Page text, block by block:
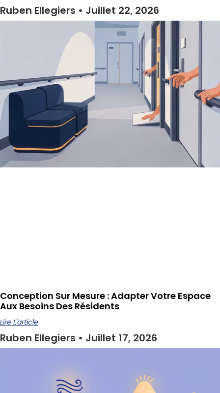
Ruben Ellegiers Juillet 22, 2026
Conception Sur Mesure : Adapter Votre Espace
Aux Besoins Des Résidents
Lire L'article
Ruben Ellegiers Juillet 17, 2026